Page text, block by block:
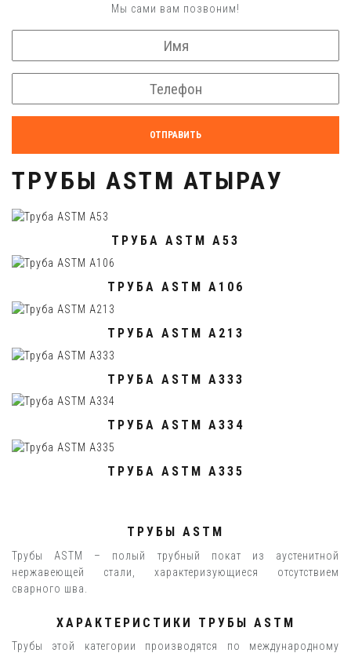
Мы сами вам позвоним!
ОТПРАВИТЬ
ТРУБЫ ASTM АТЫРАУ
ТРУБА ASTM A53
ТРУБА ASTM A106
ТРУБА ASTM A213
ТРУБА ASTM A333
ТРУБА ASTM A334
ТРУБА ASTM A335
ТРУБЫ ASTM
Трубы ASTM – полый трубный покат из аустенитной
нержавеющей стали, характеризующиеся отсутствием
сварного шва.
ХАРАКТЕРИСТИКИ ТРУБЫ ASTM
Трубы этой категории производятся по международному